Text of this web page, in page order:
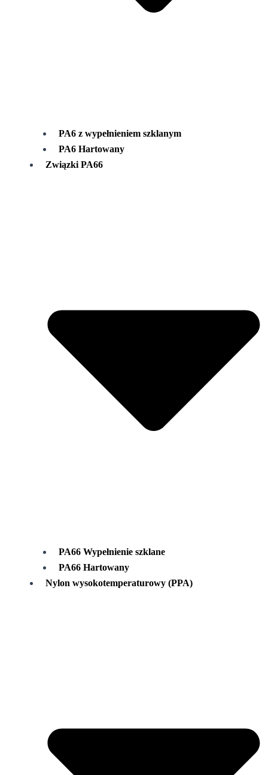
PA6 z wypełnieniem szklanym
PA6 Hartowany
Związki PA66
PA66 Wypełnienie szklane
PA66 Hartowany
Nylon wysokotemperaturowy (PPA)